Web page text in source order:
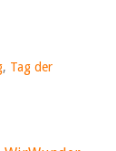
, Tag der